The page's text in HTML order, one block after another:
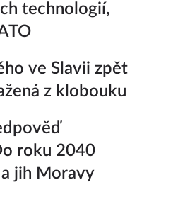
technologií,
ve Slavii zpět
z klobouku
roku 2040
jih Moravy